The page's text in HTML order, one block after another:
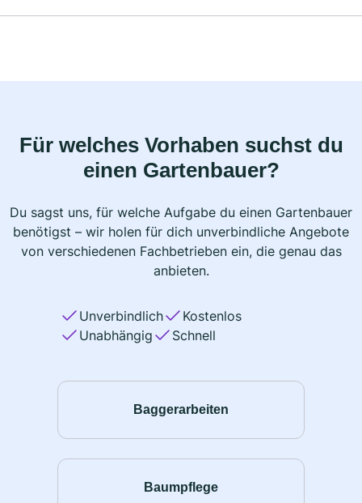
Für welches Vorhaben suchst du
einen Gartenbauer?
Du sagst uns, für welche Aufgabe du einen Gartenbauer
benötigst – wir holen für dich unverbindliche Angebote
von verschiedenen Fachbetrieben ein, die genau das
anbieten.
Unverbindlich
Kostenlos
Unabhängig
Schnell
Baggerarbeiten
Baumpflege